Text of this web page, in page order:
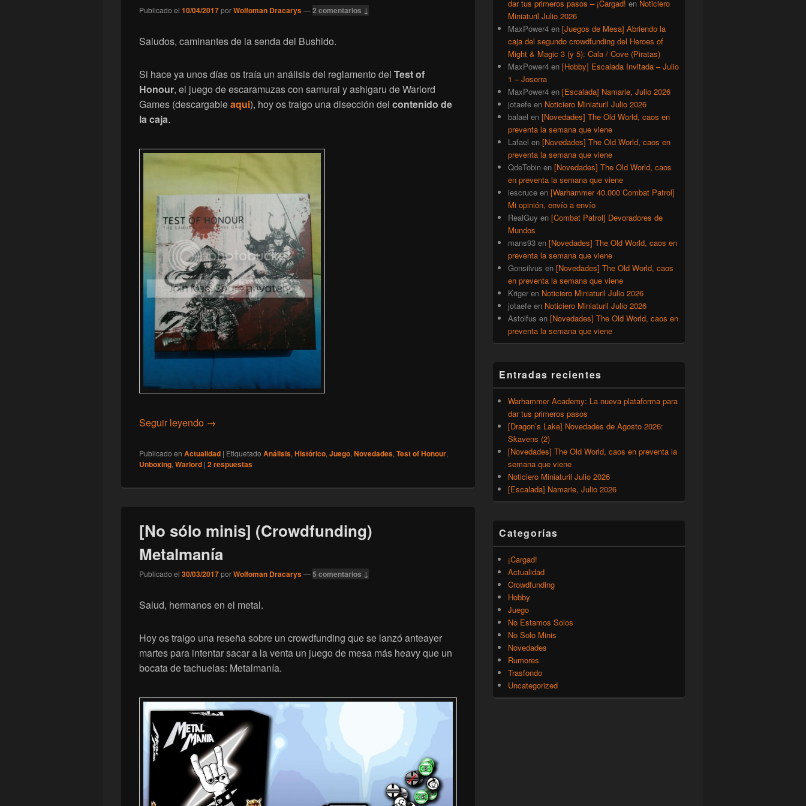
Publicado el 10/04/2017porWolfoman Dracarys—2 comentarios ↓
Saludos, caminantes de la senda del Bushido.
Si hace ya unos días os traía un análisis del reglamento del Test of
Honour, el juego de escaramuzas con samurai y ashigaru de Warlord
Games (descargableaqui), hoy os traigo una disección del contenido de
la caja.
Seguir leyendo [Juego] Abriendo la caja de Test of Honour
→
Publicado en Actualidad | Etiquetado Análisis, Histórico, Juego, Novedades, Test of Honour,
Unboxing, Warlord | 2respuestas
[No sólo minis] (Crowdfunding)
Metalmanía
Publicado el 30/03/2017porWolfoman Dracarys—5 comentarios ↓
Salud, hermanos en el metal.
Hoy os traigo una reseña sobre un crowdfunding que se lanzó anteayer
martes para intentar sacar a la venta un juego de mesa más heavy que un
bocata de tachuelas: Metalmanía.
dar tus primeros pasos – ¡Cargad! en Noticiero
Miniaturil Julio 2026
MaxPower4 en [Juegos de Mesa] Abriendo la
caja del segundo crowdfunding del Heroes of
Might & Magic 3 (y 5): Cala / Cove (Piratas)
MaxPower4 en [Hobby] Escalada Invitada – Julio
1 – Joserra
MaxPower4 en [Escalada] Namarie, Julio 2026
jotaefe en Noticiero Miniaturil Julio 2026
balael en [Novedades] The Old World, caos en
preventa la semana que viene
Lafael en [Novedades] The Old World, caos en
preventa la semana que viene
QdeTobin en [Novedades] The Old World, caos
en preventa la semana que viene
iescruce en [Warhammer 40.000 Combat Patrol]
Mi opinión, envío a envío
RealGuy en [Combat Patrol] Devoradores de
Mundos
mans93 en [Novedades] The Old World, caos en
preventa la semana que viene
Gonsilvus en [Novedades] The Old World, caos
en preventa la semana que viene
Kriger en Noticiero Miniaturil Julio 2026
jotaefe en Noticiero Miniaturil Julio 2026
Astolfus en [Novedades] The Old World, caos en
preventa la semana que viene
Entradas recientes
Warhammer Academy: La nueva plataforma para
dar tus primeros pasos
[Dragon’s Lake] Novedades de Agosto 2026:
Skavens (2)
[Novedades] The Old World, caos en preventa la
semana que viene
Noticiero Miniaturil Julio 2026
[Escalada] Namarie, Julio 2026
Categorías
¡Cargad!
Actualidad
Crowdfunding
Hobby
Juego
No Estamos Solos
No Solo Minis
Novedades
Rumores
Trasfondo
Uncategorized